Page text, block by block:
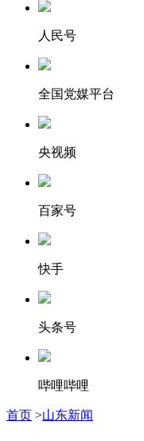
人民号
全国党媒平台
央视频
百家号
快手
头条号
哔哩哔哩
首页 >山东新闻